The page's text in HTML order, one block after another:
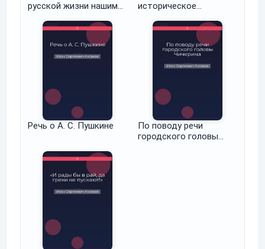
русской жизни нашими
историческое
Речь о А. С. Пушкине
По поводу речи
городского головы